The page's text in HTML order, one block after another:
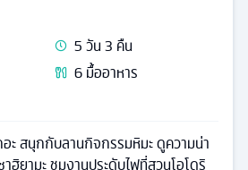
5วัน3 คืน
6มื้ออาหาร
นุกกับลานกิจกรรมหิมะ ดูความน่า
ฮิยามะ ชมงานประดับไฟที่สวนโอโดริ